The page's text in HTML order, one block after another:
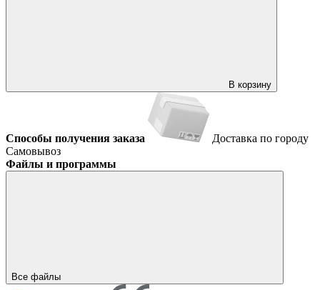
В корзину
Способы получения заказа
Доставка по городу
Самовывоз
Файлы и программы
Все файлы